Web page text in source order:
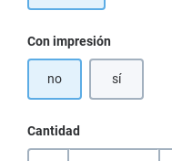
Seleccione
Con impresión
no sí
Cantidad